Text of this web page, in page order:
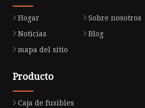
Hogar Sobre nosotros
Noticias
Blog
mapa del sitio
Producto
Caja de fusibles